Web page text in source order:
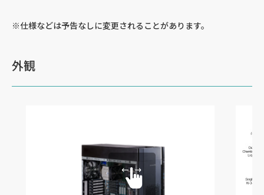
※仕様などは予告なしに変更されることがあります。
外観